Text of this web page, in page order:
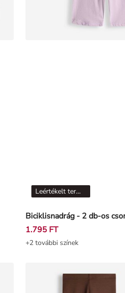
Leértékelt termékek
1.795 FT
+2 további színek